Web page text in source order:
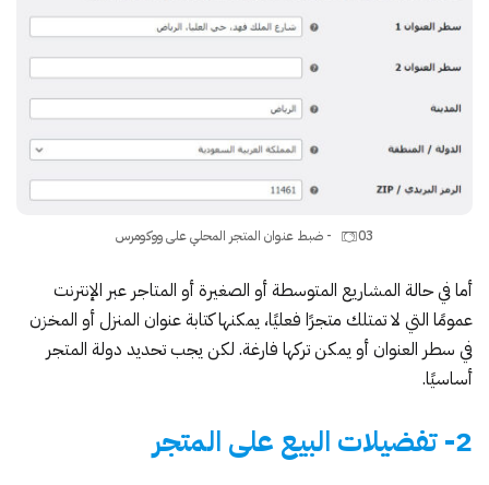
03 - ضبط عنوان المتجر المحلي على ووكومرس
أما في حالة المشاريع المتوسطة أو الصغيرة أو المتاجر عبر الإنترنت
عمومًا التي لا تمتلك متجرًا فعليًا، يمكنها كتابة عنوان المنزل أو المخزن
في سطر العنوان أو يمكن تركها فارغة. لكن يجب تحديد دولة المتجر
أساسيًا.
2- تفضيلات البيع على المتجر